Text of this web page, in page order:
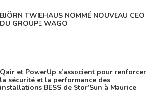
BJÖRN TWIEHAUS NOMMÉ NOUVEAU CEO
DU GROUPE WAGO
Qair et PowerUp s’associent pour renforcer
la sécurité et la performance des
installations BESS de Stor’Sun à Maurice